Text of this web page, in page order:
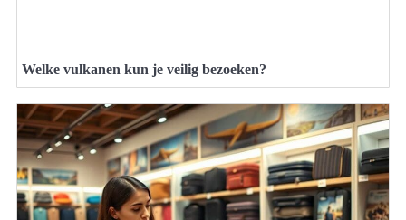
Welke vulkanen kun je veilig bezoeken?